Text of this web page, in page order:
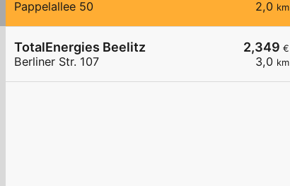
2,0 km
Pappelallee 50
2,349 €
3,0 km
TotalEnergies Beelitz
Berliner Str. 107